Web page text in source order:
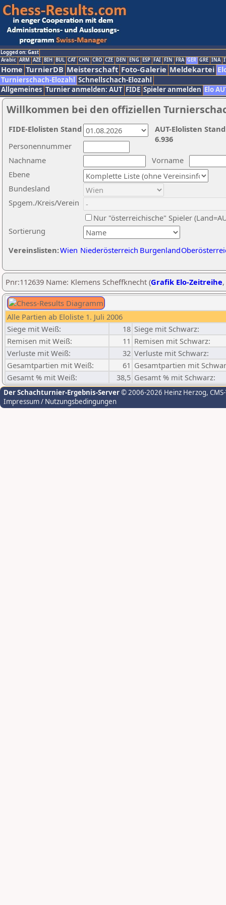
Logged on: Gast
Arabic ARM AZE BIH BUL CAT CHN CRO CZE DEN ENG ESP FAI FIN FRA GER GRE INA
Home TurnierDB Meisterschaft Foto-Galerie Meldekartei
Turnierschach-Elozahl Schnellschach-Elozahl
Allgemeines Turnier anmelden: AUT FIDE Spieler anmelden Elo
Willkommen bei den offiziellen
Nachname
Vorname
Ebene
Sortierung
Personennummer
Bundesland
Spgem./Kreis/Verein
Nur "österreichische" Spieler
Vereinslisten:Wien Niederösterreich Burgenland
AUT-Elolisten
6.936
FIDE-Elolisten Stand
Pnr:112639 Name: Klemens Scheffknecht (Grafik Elo-Zeitreihe,
Alle Partien ab Eloliste 1. Juli 2006
Siege mit Weiß:
18 Siege mit Schwarz:
Remisen mit Weiß:
11 Remisen mit Schwarz:
Verluste mit Weiß:
32 Verluste mit Schwarz:
Gesamtpartien mit Weiß:
61 Gesamtpartien mit
Gesamt % mit Weiß:
38,5 Gesamt % mit Schwarz:
Der Schachturnier-Ergebnis-Server© 2006-2026 Heinz Herzog,
Impressum / Nutzungsbedingungen